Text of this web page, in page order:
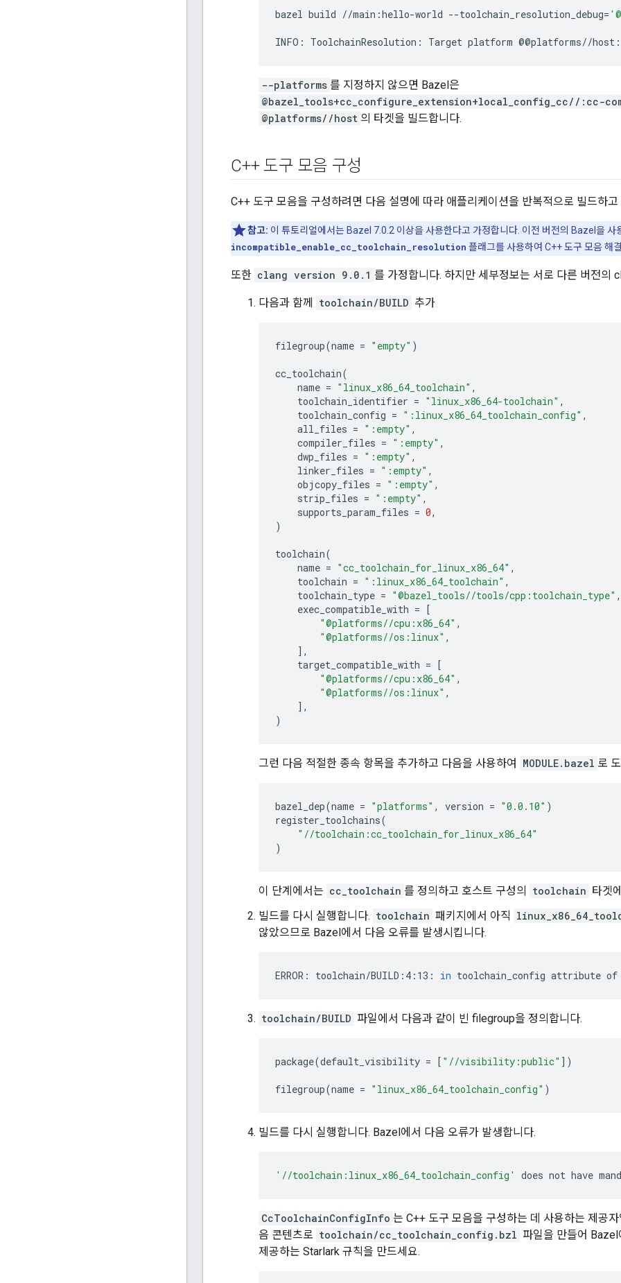
bazel build //main:hello-world --toolchain_resolution_debug=
INFO: ToolchainResolution: Target platform @@platforms//
--platforms 를 지정하지 않으면 Bazel은
@bazel_tools+cc_configure_extension+local_config_cc//:cc-
@platforms//host 의 타겟을 빌드합니다.
C++ 도구 모음 구성
C++ 도구 모음을 구성하려면 다음 설명에 따라 애플리케이션을 반복적으로 빌드하
참고: 이 튜토리얼에서는 Bazel 7.0.2 이상을 사용한다고 가정합니다. 이전 버전의 Bazel을 사
incompatible_enable_cc_toolchain_resolution 플래그를 사용하여 C++ 도구 모음 해
또한 clang version 9.0.1 를 가정합니다. 하지만 세부정보는 서로 다른 버전의
다음과 함께 toolchain/BUILD 추가
filegroup(name = "empty" )
cc_toolchain(
name = "linux_x86_64_toolchain" ,
toolchain_identifier = "linux_x86_64-toolchain" ,
toolchain_config = ":linux_x86_64_toolchain_config" ,
all_files = ":empty" ,
compiler_files = ":empty" ,
dwp_files = ":empty" ,
linker_files = ":empty" ,
objcopy_files = ":empty" ,
strip_files = ":empty" ,
supports_param_files = 0,
)
toolchain(
name = "cc_toolchain_for_linux_x86_64" ,
toolchain = ":linux_x86_64_toolchain" ,
toolchain_type = "@bazel_tools//tools/cpp:toolchain_type" ,
exec_compatible_with = [
"@platforms//cpu:x86_64" ,
"@platforms//os:linux" ,
],
target_compatible_with = [
"@platforms//cpu:x86_64" ,
"@platforms//os:linux" ,
],
)
그런 다음 적절한 종속 항목을 추가하고 다음을 사용하여 MODULE.bazel 로
bazel_dep(name = "platforms" , version = "0.0.10" )
register_toolchains(
"//toolchain:cc_toolchain_for_linux_x86_64"
)
이 단계에서는 cc_toolchain 를 정의하고 호스트 구성의 toolchain 타겟
빌드를 다시 실행합니다. toolchain 패키지에서 아직
않았으므로 Bazel에서 다음 오류를 발생시킵니다.
ERROR: toolchain/BUILD:4:13: in toolchain_config attribute of
toolchain/BUILD 파일에서 다음과 같이 빈 filegroup을 정의합니다.
package(default_visibility = [ "//visibility:public" ])
filegroup(name = "linux_x86_64_toolchain_config" )
빌드를 다시 실행합니다. Bazel에서 다음 오류가 발생합니다.
'//toolchain:linux_x86_64_toolchain_config' does not have
CcToolchainConfigInfo 는 C++ 도구 모음을 구성하는 데 사용하는 제공
음 콘텐츠로 toolchain/cc_toolchain_config.bzl 파일을 만들어
제공하는 Starlark 규칙을 만드세요.